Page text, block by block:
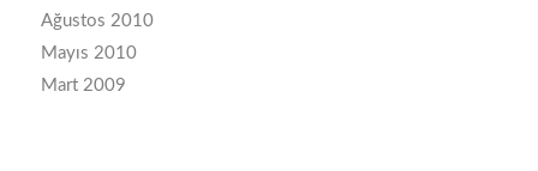
Ağustos 2010
Mayıs 2010
Mart 2009